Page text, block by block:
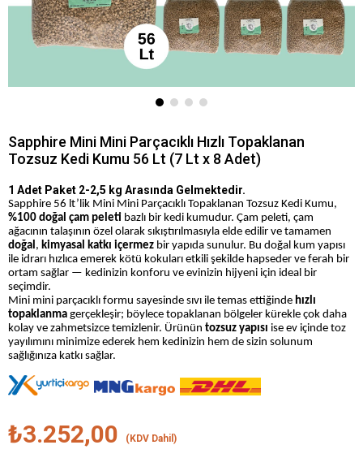
Sapphire Mini Mini Parçacıklı Hızlı Topaklanan
Tozsuz Kedi Kumu 56 Lt (7 Lt x 8 Adet)
1 Adet Paket 2-2,5 kg Arasında Gelmektedir.
Sapphire 56 lt’lik Mini Mini Parçacıklı Topaklanan Tozsuz Kedi Kumu,
%100 doğal çam peleti bazlı bir kedi kumudur. Çam peleti, çam
ağacının talaşının özel olarak sıkıştırılmasıyla elde edilir ve tamamen
doğal, kimyasal katkı içermez bir yapıda sunulur. Bu doğal kum yapısı
ile idrarı hızlıca emerek kötü kokuları etkili şekilde hapseder ve ferah bir
ortam sağlar — kedinizin konforu ve evinizin hijyeni için ideal bir
seçimdir.
Mini mini parçacıklı formu sayesinde sıvı ile temas ettiğinde hızlı
topaklanma gerçekleşir; böylece topaklanan bölgeler kürekle çok daha
kolay ve zahmetsizce temizlenir. Ürünün tozsuz yapısı ise ev içinde toz
yayılımını minimize ederek hem kedinizin hem de sizin solunum
sağlığınıza katkı sağlar.
₺3.252,00 (KDV Dahil)